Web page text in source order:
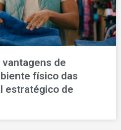
de
físico das
estratégico de